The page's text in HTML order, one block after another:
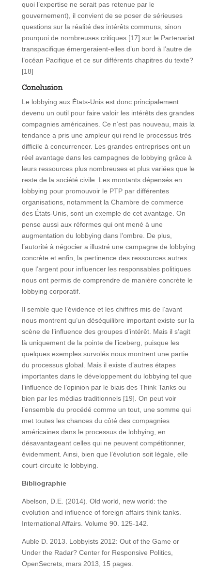
quoi l’expertise ne serait pas retenue par le
gouvernement), il convient de se poser de sérieuses
questions sur la réalité des intérêts communs, sinon
pourquoi de nombreuses critiques [17] sur le Partenariat
transpacifique émergeraient-elles d’un bord à l’autre de
l’océan Pacifique et ce sur différents chapitres du texte?
[18]
Conclusion
Le lobbying aux États-Unis est donc principalement
devenu un outil pour faire valoir les intérêts des grandes
compagnies américaines. Ce n’est pas nouveau, mais la
tendance a pris une ampleur qui rend le processus très
difficile à concurrencer. Les grandes entreprises ont un
réel avantage dans les campagnes de lobbying grâce à
leurs ressources plus nombreuses et plus variées que le
reste de la société civile. Les montants dépensés en
lobbying pour promouvoir le PTP par différentes
organisations, notamment la Chambre de commerce
des États-Unis, sont un exemple de cet avantage. On
pense aussi aux réformes qui ont mené à une
augmentation du lobbying dans l’ombre. De plus,
l’autorité à négocier a illustré une campagne de lobbying
concrète et enfin, la pertinence des ressources autres
que l’argent pour influencer les responsables politiques
nous ont permis de comprendre de manière concrète le
lobbying corporatif.
Il semble que l’évidence et les chiffres mis de l’avant
nous montrent qu’un déséquilibre important existe sur la
scène de l’influence des groupes d’intérêt. Mais il s’agit
là uniquement de la pointe de l’iceberg, puisque les
quelques exemples survolés nous montrent une partie
du processus global. Mais il existe d’autres étapes
importantes dans le développement du lobbying tel que
l’influence de l’opinion par le biais des Think Tanks ou
bien par les médias traditionnels [19]. On peut voir
l’ensemble du procédé comme un tout, une somme qui
met toutes les chances du côté des compagnies
américaines dans le processus de lobbying, en
désavantageant celles qui ne peuvent compétitonner,
évidemment. Ainsi, bien que l’évolution soit légale, elle
court-circuite le lobbying.
Bibliographie
Abelson, D.E. (2014). Old world, new world: the
evolution and influence of foreign affairs think tanks.
International Affairs. Volume 90. 125-142.
Auble D. 2013. Lobbyists 2012: Out of the Game or
Under the Radar? Center for Responsive Politics,
OpenSecrets, mars 2013, 15 pages.